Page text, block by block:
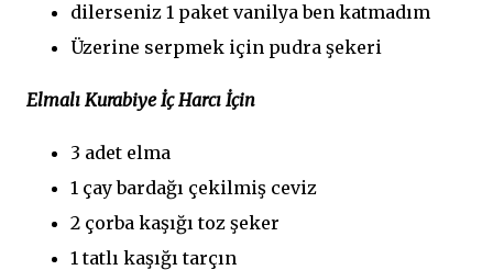
dilerseniz 1 paket vanilya ben katmadım
Üzerine serpmek için pudra şekeri
Elmalı Kurabiye İç Harcı İçin
3 adet elma
1 çay bardağı çekilmiş ceviz
2 çorba kaşığı toz şeker
1 tatlı kaşığı tarçın